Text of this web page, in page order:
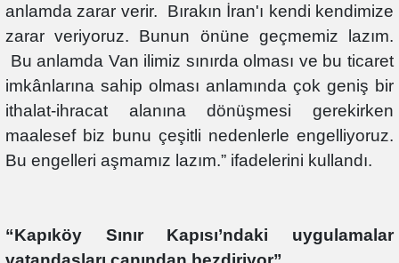
anlamda zarar verir. Bırakın İran'ı kendi kendimize
zarar veriyoruz. Bunun önüne geçmemiz lazım.
Bu anlamda Van ilimiz sınırda olması ve bu ticaret
imkânlarına sahip olması anlamında çok geniş bir
ithalat-ihracat alanına dönüşmesi gerekirken
maalesef biz bunu çeşitli nedenlerle engelliyoruz.
Bu engelleri aşmamız lazım.” ifadelerini kullandı.
“Kapıköy Sınır Kapısı’ndaki uygulamalar